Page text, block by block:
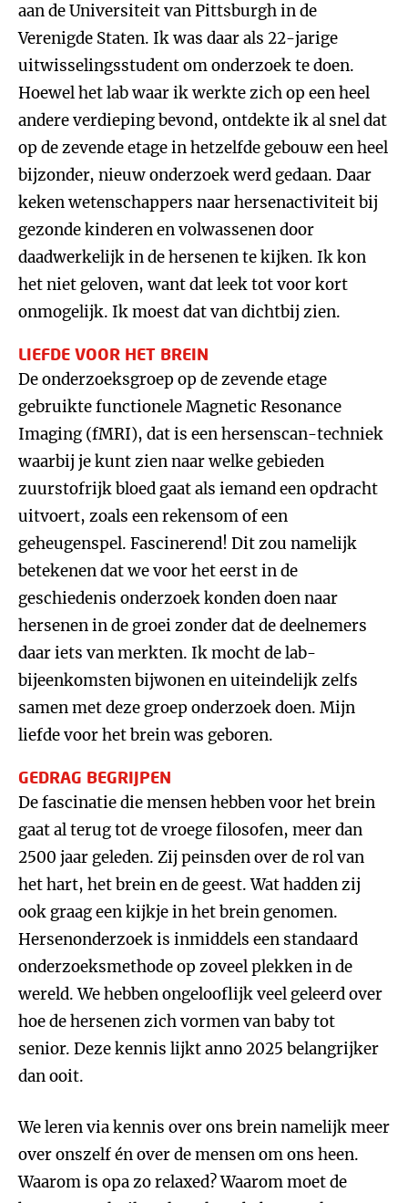
aan de Universiteit van Pittsburgh in de
Verenigde Staten. Ik was daar als 22-jarige
uitwisselingsstudent om onderzoek te doen.
Hoewel het lab waar ik werkte zich op een heel
andere verdieping bevond, ontdekte ik al snel dat
op de zevende etage in hetzelfde gebouw een heel
bijzonder, nieuw onderzoek werd gedaan. Daar
keken wetenschappers naar hersenactiviteit bij
gezonde kinderen en volwassenen door
daadwerkelijk in de hersenen te kijken. Ik kon
het niet geloven, want dat leek tot voor kort
onmogelijk. Ik moest dat van dichtbij zien.
LIEFDE VOOR HET BREIN
De onderzoeksgroep op de zevende etage
gebruikte functionele Magnetic Resonance
Imaging (fMRI), dat is een hersenscan-techniek
waarbij je kunt zien naar welke gebieden
zuurstofrijk bloed gaat als iemand een opdracht
uitvoert, zoals een rekensom of een
geheugenspel. Fascinerend! Dit zou namelijk
betekenen dat we voor het eerst in de
geschiedenis onderzoek konden doen naar
hersenen in de groei zonder dat de deelnemers
daar iets van merkten. Ik mocht de lab-
bijeenkomsten bijwonen en uiteindelijk zelfs
samen met deze groep onderzoek doen. Mijn
liefde voor het brein was geboren.
GEDRAG BEGRIJPEN
De fascinatie die mensen hebben voor het brein
gaat al terug tot de vroege filosofen, meer dan
2500 jaar geleden. Zij peinsden over de rol van
het hart, het brein en de geest. Wat hadden zij
ook graag een kijkje in het brein genomen.
Hersenonderzoek is inmiddels een standaard
onderzoeksmethode op zoveel plekken in de
wereld. We hebben ongelooflijk veel geleerd over
hoe de hersenen zich vormen van baby tot
senior. Deze kennis lijkt anno 2025 belangrijker
dan ooit.
We leren via kennis over ons brein namelijk meer
over onszelf én over de mensen om ons heen.
Waarom is opa zo relaxed? Waarom moet de